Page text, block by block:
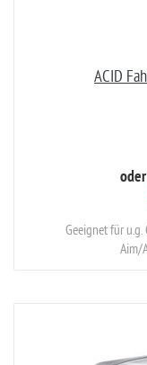
ACID
Geeignet für
Aim/